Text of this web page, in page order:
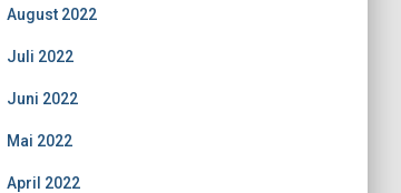
August 2022
Juli 2022
Juni 2022
Mai 2022
April 2022